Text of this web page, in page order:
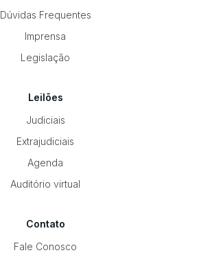
Dúvidas Frequentes
Imprensa
Legislação
Leilões
Judiciais
Extrajudiciais
Agenda
Auditório virtual
Contato
Fale Conosco